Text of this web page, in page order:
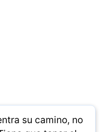
su camino, no